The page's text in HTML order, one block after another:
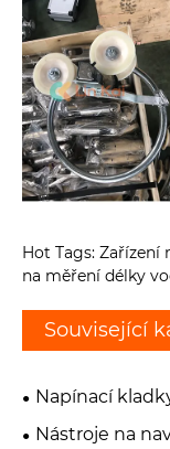
Hot Tags: Zařízení
na měření délky
Související
Napínací
Nástroje na